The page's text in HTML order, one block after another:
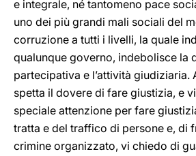
e integrale, né tantomeno pace
uno dei più grandi mali sociali del
corruzione a tutti i livelli, la quale
qualunque governo, indebolisce la
partecipativa e l’attività giudiziaria.
spetta il dovere di fare giustizia, e
speciale attenzione per fare
tratta e del traffico di persone e, di
crimine organizzato, vi chiedo di